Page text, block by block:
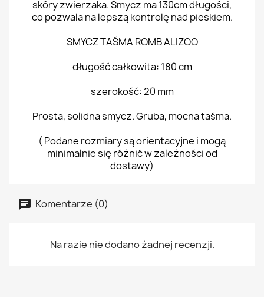
skóry zwierzaka. Smycz ma 130cm długości,
co pozwala na lepszą kontrolę nad pieskiem.
SMYCZ TAŚMA ROMB ALIZOO
długość całkowita: 180 cm
szerokość: 20 mm
Prosta, solidna smycz. Gruba, mocna taśma.
( Podane rozmiary są orientacyjne i mogą
minimalnie się różnić w zależności od
dostawy)
Komentarze (0)
Na razie nie dodano żadnej recenzji.